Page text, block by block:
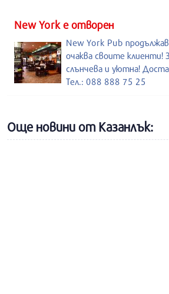
New York е отворен
New York Pub
очаква своите клиенти!
слънчева и уютна!
Тел.: 088 888 75 25
Още новини от Казанлък: